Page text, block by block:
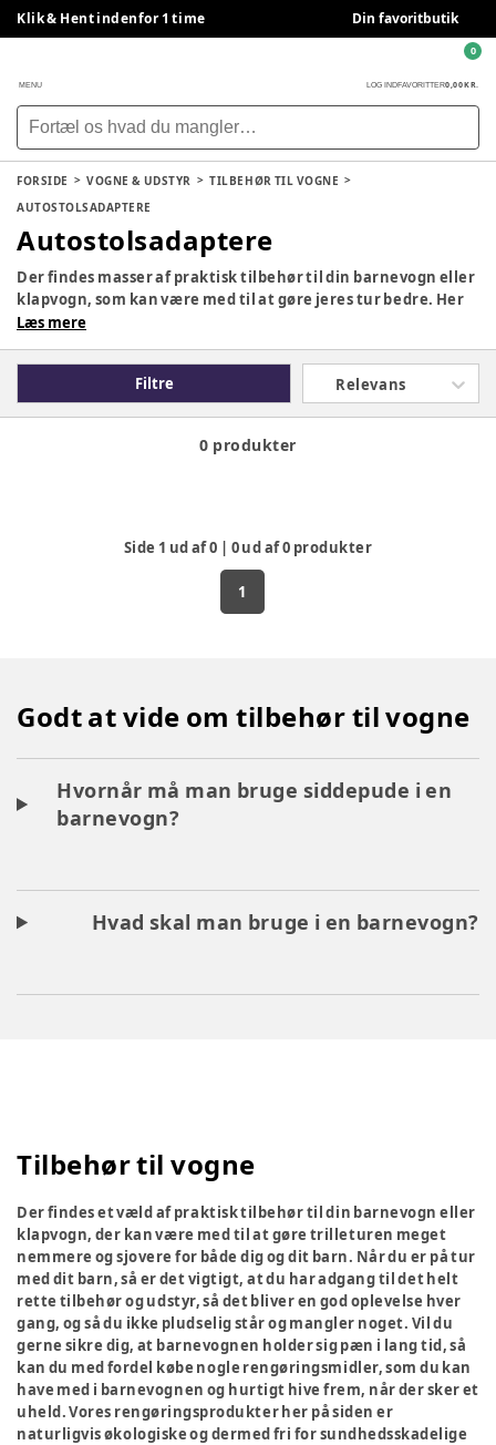
Klik & Hent indenfor 1 time Din favoritbutik
MENU LOG INDFAVORITTER0,00 KR.
0
FORSIDE VOGNE & UDSTYR
TILBEHØR TIL VOGNE
AUTOSTOLSADAPTERE
Autostolsadaptere
Der findes masser af praktisk tilbehør til din barnevogn eller
klapvogn, som kan være med til at gøre jeres tur bedre. Her
finder du regnslag, solskærme, lifte, praktiske kopholdere
Læs mere
Filtre Relevans
0 produkter
Side 1 ud af0 | 0ud af0 produkter
1
Godt at vide om tilbehør til vogne
Hvornår må man bruge siddepude i en
barnevogn?
Hvad skal man bruge i en barnevogn?
Tilbehør til vogne
Der findes et væld af praktisk tilbehør til din barnevogn eller
klapvogn, der kan være med til at gøre trilleturen meget
nemmere og sjovere for både dig og dit barn. Når du er på tur
med dit barn, så er det vigtigt, at du har adgang til det helt
rette tilbehør og udstyr, så det bliver en god oplevelse hver
gang, og så du ikke pludselig står og mangler noget. Vil du
gerne sikre dig, at barnevognen holder sig pæn i lang tid, så
kan du med fordel købe nogle rengøringsmidler, som du kan
have med i barnevognen og hurtigt hive frem, når der sker et
uheld. Vores rengøringsprodukter her på siden er
naturligvis økologiske og dermed fri for sundhedsskadelige